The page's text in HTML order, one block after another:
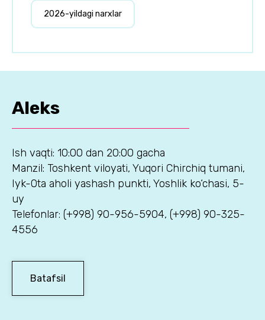
2026-yildagi narxlar
Aleks
Ish vaqti: 10:00 dan 20:00 gacha
Manzil: Toshkent viloyati, Yuqori Chirchiq tumani,
Iyk-Ota aholi yashash punkti, Yoshlik ko‘chasi, 5-
uy
Telefonlar: (+998) 90-956-5904, (+998) 90-325-
4556
Batafsil